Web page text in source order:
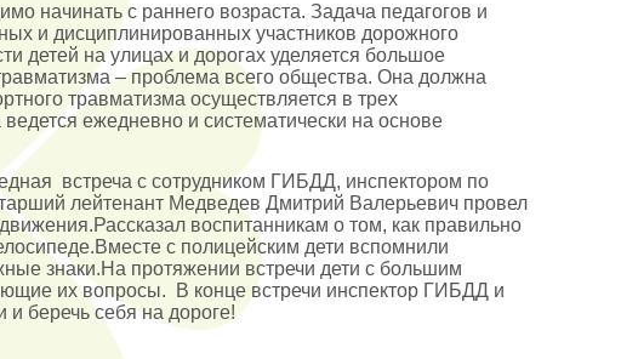
начинать с раннего возраста. Задача педагогов и
и дисциплинированных участников дорожного
на улицах и дорогах уделяется большое
– проблема всего общества. Она должна
травматизма осуществляется в трех
ежедневно и систематически на основе
встреча с сотрудником ГИБДД, инспектором по
лейтенант Медведев Дмитрий Валерьевич провел
воспитанникам о том, как правильно
с полицейским дети вспомнили
знаки.На протяжении встречи дети с большим
их вопросы. В конце встречи инспектор ГИБДД и
беречь себя на дороге!